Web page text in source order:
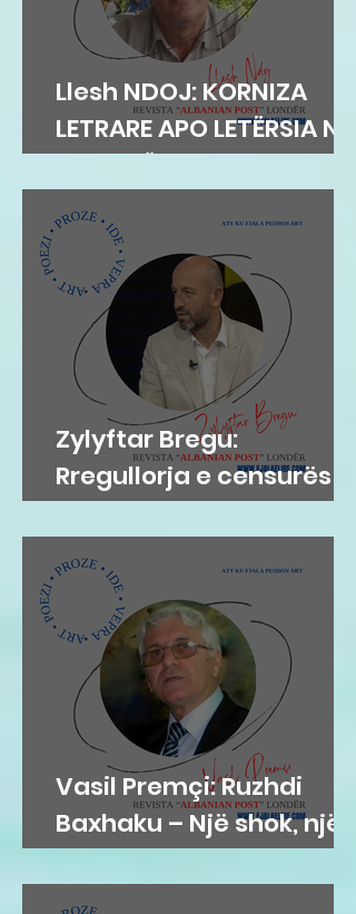
Llesh NDOJ: KORNIZA
LETRARE APO LETËRSIA NË
KORNIZË
Zylyftar Bregu:
Rregullorja e censurës
në Gjykatën e Posaçme
Vasil Premçi: Ruzhdi
Baxhaku – Një shok, një
mik, një misionar